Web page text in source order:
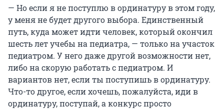
— Но если я не поступлю в ординатуру в этом году,
у меня не будет другого выбора. Единственный
путь, куда может идти человек, который окончил
шесть лет учебы на педиатра, — только на участок
педиатром. У него даже другой возможности нет,
либо на скорую работать с педиатром. И
вариантов нет, если ты поступишь в ординатуру.
Что-то другое, если хочешь, пожалуйста, иди в
ординатуру, поступай, а конкурс просто